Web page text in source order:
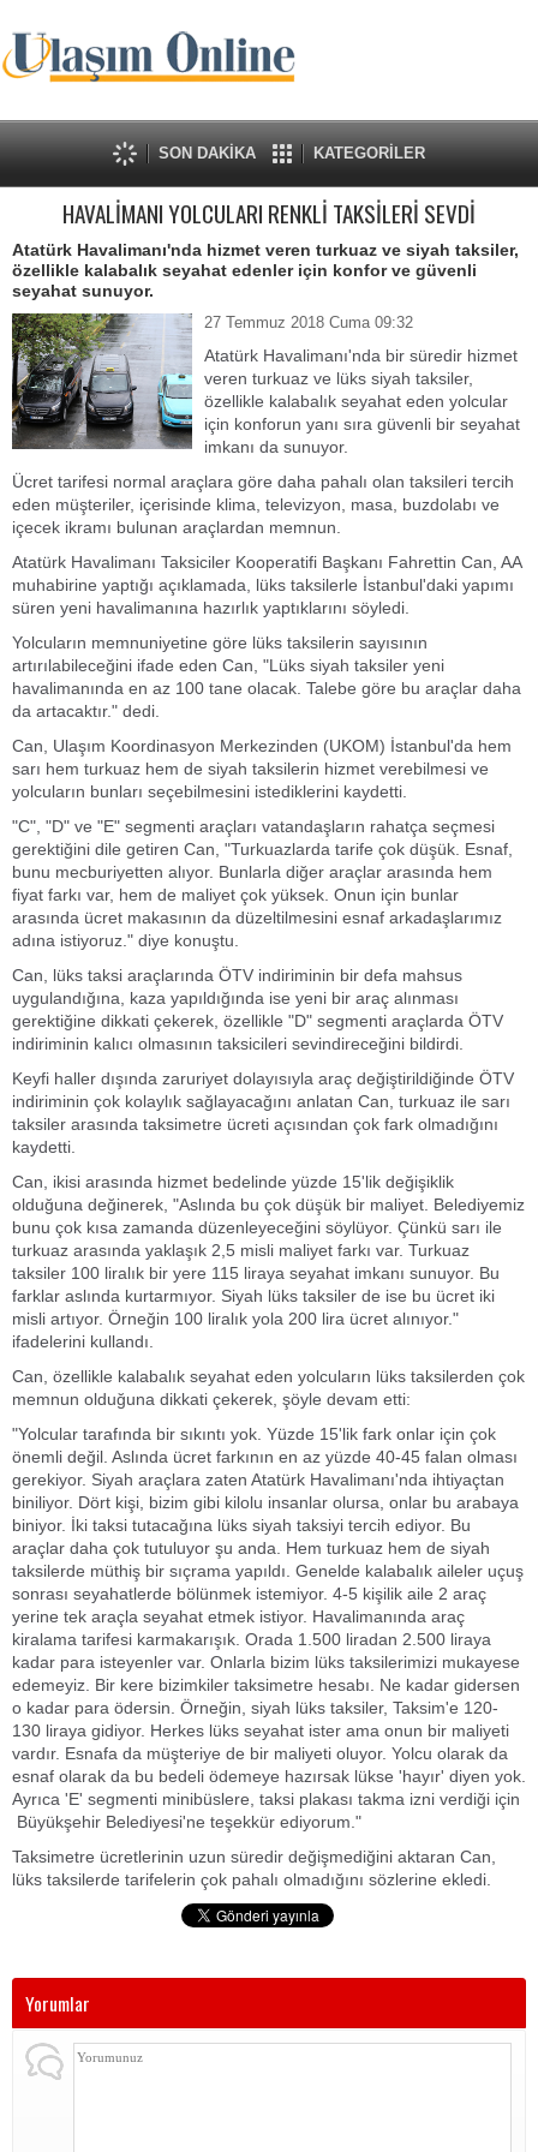
SON DAKİKA KATEGORİLER
HAVALİMANI YOLCULARI RENKLİ TAKSİLERİ SEVDİ
Atatürk Havalimanı'nda hizmet veren turkuaz ve siyah taksiler,
özellikle kalabalık seyahat edenler için konfor ve güvenli
seyahat sunuyor.
27 Temmuz 2018 Cuma 09:32
Atatürk Havalimanı'nda bir süredir hizmet
veren turkuaz ve lüks siyah taksiler,
özellikle kalabalık seyahat eden yolcular
için konforun yanı sıra güvenli bir seyahat
imkanı da sunuyor.
Ücret tarifesi normal araçlara göre daha pahalı olan taksileri tercih
eden müşteriler, içerisinde klima, televizyon, masa, buzdolabı ve
içecek ikramı bulunan araçlardan memnun.
Atatürk Havalimanı Taksiciler Kooperatifi Başkanı Fahrettin Can, AA
muhabirine yaptığı açıklamada, lüks taksilerle İstanbul'daki yapımı
süren yeni havalimanına hazırlık yaptıklarını söyledi.
Yolcuların memnuniyetine göre lüks taksilerin sayısının
artırılabileceğini ifade eden Can, "Lüks siyah taksiler yeni
havalimanında en az 100 tane olacak. Talebe göre bu araçlar daha
da artacaktır." dedi.
Can, Ulaşım Koordinasyon Merkezinden (UKOM) İstanbul'da hem
sarı hem turkuaz hem de siyah taksilerin hizmet verebilmesi ve
yolcuların bunları seçebilmesini istediklerini kaydetti.
"C", "D" ve "E" segmenti araçları vatandaşların rahatça seçmesi
gerektiğini dile getiren Can, "Turkuazlarda tarife çok düşük. Esnaf,
bunu mecburiyetten alıyor. Bunlarla diğer araçlar arasında hem
fiyat farkı var, hem de maliyet çok yüksek. Onun için bunlar
arasında ücret makasının da düzeltilmesini esnaf arkadaşlarımız
adına istiyoruz." diye konuştu.
Can, lüks taksi araçlarında ÖTV indiriminin bir defa mahsus
uygulandığına, kaza yapıldığında ise yeni bir araç alınması
gerektiğine dikkati çekerek, özellikle "D" segmenti araçlarda ÖTV
indiriminin kalıcı olmasının taksicileri sevindireceğini bildirdi.
Keyfi haller dışında zaruriyet dolayısıyla araç değiştirildiğinde ÖTV
indiriminin çok kolaylık sağlayacağını anlatan Can, turkuaz ile sarı
taksiler arasında taksimetre ücreti açısından çok fark olmadığını
kaydetti.
Can, ikisi arasında hizmet bedelinde yüzde 15'lik değişiklik
olduğuna değinerek, "Aslında bu çok düşük bir maliyet. Belediyemiz
bunu çok kısa zamanda düzenleyeceğini söylüyor. Çünkü sarı ile
turkuaz arasında yaklaşık 2,5 misli maliyet farkı var. Turkuaz
taksiler 100 liralık bir yere 115 liraya seyahat imkanı sunuyor. Bu
farklar aslında kurtarmıyor. Siyah lüks taksiler de ise bu ücret iki
misli artıyor. Örneğin 100 liralık yola 200 lira ücret alınıyor."
ifadelerini kullandı.
Can, özellikle kalabalık seyahat eden yolcuların lüks taksilerden çok
memnun olduğuna dikkati çekerek, şöyle devam etti:
"Yolcular tarafında bir sıkıntı yok. Yüzde 15'lik fark onlar için çok
önemli değil. Aslında ücret farkının en az yüzde 40-45 falan olması
gerekiyor. Siyah araçlara zaten Atatürk Havalimanı'nda ihtiyaçtan
biniliyor. Dört kişi, bizim gibi kilolu insanlar olursa, onlar bu arabaya
biniyor. İki taksi tutacağına lüks siyah taksiyi tercih ediyor. Bu
araçlar daha çok tutuluyor şu anda. Hem turkuaz hem de siyah
taksilerde müthiş bir sıçrama yapıldı. Genelde kalabalık aileler uçuş
sonrası seyahatlerde bölünmek istemiyor. 4-5 kişilik aile 2 araç
yerine tek araçla seyahat etmek istiyor. Havalimanında araç
kiralama tarifesi karmakarışık. Orada 1.500 liradan 2.500 liraya
kadar para isteyenler var. Onlarla bizim lüks taksilerimizi mukayese
edemeyiz. Bir kere bizimkiler taksimetre hesabı. Ne kadar gidersen
o kadar para ödersin. Örneğin, siyah lüks taksiler, Taksim'e 120-
130 liraya gidiyor. Herkes lüks seyahat ister ama onun bir maliyeti
vardır. Esnafa da müşteriye de bir maliyeti oluyor. Yolcu olarak da
esnaf olarak da bu bedeli ödemeye hazırsak lükse 'hayır' diyen yok.
Ayrıca 'E' segmenti minibüslere, taksi plakası takma izni verdiği için
Büyükşehir Belediyesi'ne teşekkür ediyorum."
Taksimetre ücretlerinin uzun süredir değişmediğini aktaran Can,
lüks taksilerde tarifelerin çok pahalı olmadığını sözlerine ekledi.
Yorumlar